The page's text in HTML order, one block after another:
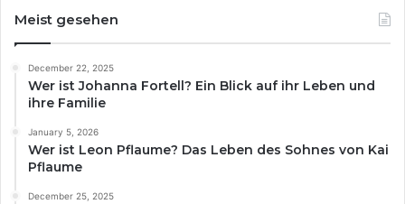
Meist gesehen
December 22, 2025
Wer ist Johanna Fortell? Ein Blick auf ihr Leben und
ihre Familie
January 5, 2026
Wer ist Leon Pflaume? Das Leben des Sohnes von Kai
Pflaume
December 25, 2025